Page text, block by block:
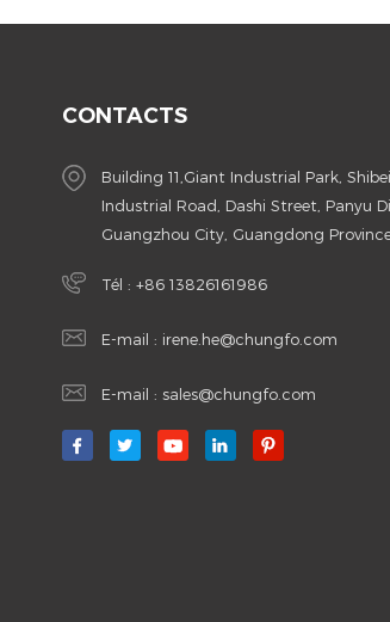
CONTACTS
Building 11,Giant Industrial Park, Shibei
Industrial Road, Dashi Street, Panyu
Guangzhou City, Guangdong
Tél : +86 13826161986
E-mail : irene.he@chungfo.com
E-mail : sales@chungfo.com